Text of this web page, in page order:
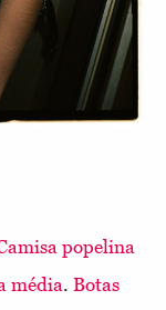
popelina
média. Botas